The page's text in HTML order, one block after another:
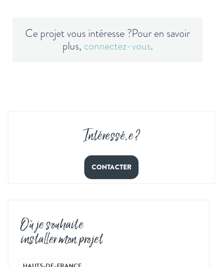
Ce projet vous intéresse ?Pour en savoir
plus, connectez-vous.
Intéressé.e ?
CONTACTER
Où je souhaite
installer mon projet